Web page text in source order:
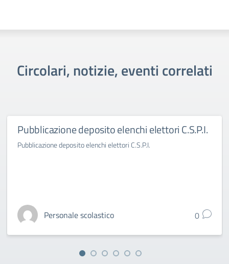
Circolari, notizie, eventi correlati
Pubblicazione deposito elenchi elettori C.S.P.I.
Pubblicazione deposito elenchi elettori C.S.P.I.
Personale scolastico 0